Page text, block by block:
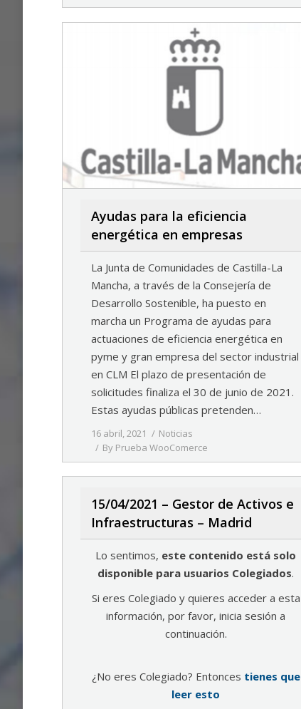
Ayudas para la eficiencia
energética en empresas
La Junta de Comunidades de Castilla-La
Mancha, a través de la Consejería de
Desarrollo Sostenible, ha puesto en
marcha un Programa de ayudas para
actuaciones de eficiencia energética en
pyme y gran empresa del sector industrial
en CLM El plazo de presentación de
solicitudes finaliza el 30 de junio de 2021.
Estas ayudas públicas pretenden…
16 abril, 2021
Noticias
By Prueba WooComerce
15/04/2021 – Gestor de Activos e
Infraestructuras – Madrid
Lo sentimos, este contenido está solo
disponible para usuarios Colegiados.
Si eres Colegiado y quieres acceder a esta
información, por favor, inicia sesión a
continuación.
¿No eres Colegiado? Entonces tienes que
leer esto